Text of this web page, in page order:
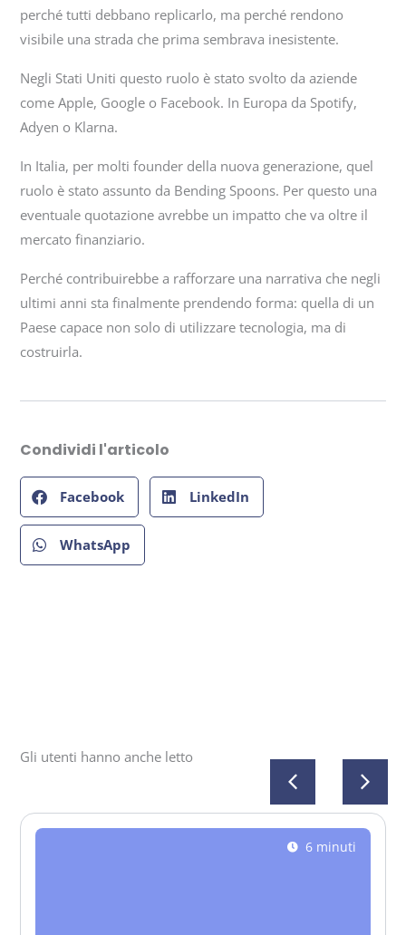
perché tutti debbano replicarlo, ma perché rendono
visibile una strada che prima sembrava inesistente.
Negli Stati Uniti questo ruolo è stato svolto da aziende
come Apple, Google o Facebook. In Europa da Spotify,
Adyen o Klarna.
In Italia, per molti founder della nuova generazione, quel
ruolo è stato assunto da Bending Spoons. Per questo una
eventuale quotazione avrebbe un impatto che va oltre il
mercato finanziario.
Perché contribuirebbe a rafforzare una narrativa che negli
ultimi anni sta finalmente prendendo forma: quella di un
Paese capace non solo di utilizzare tecnologia, ma di
costruirla.
Condividi l'articolo
Facebook LinkedIn
WhatsApp
Gli utenti hanno anche letto
6 minuti